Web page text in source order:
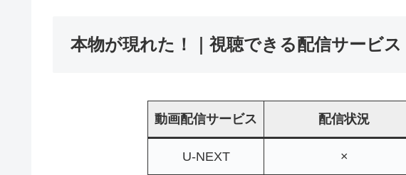
本物が現れた！｜視聴できる配信サービス
動画配信サービス 配信状況
U-NEXT ×